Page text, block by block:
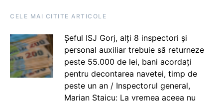
CELE MAI CITITE ARTICOLE
Șeful ISJ Gorj, alți 8 inspectori și
personal auxiliar trebuie să returneze
peste 55.000 de lei, bani acordați
pentru decontarea navetei, timp de
peste un an / Inspectorul general,
Marian Staicu: La vremea aceea nu